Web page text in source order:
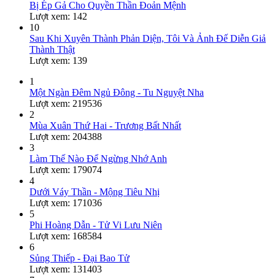
Bị Ép Gả Cho Quyền Thần Đoản Mệnh
Lượt xem: 142
10
Sau Khi Xuyên Thành Phản Diện, Tôi Và Ảnh Đế Diễn Giả
Thành Thật
Lượt xem: 139
1
Một Ngàn Đêm Ngủ Đông - Tu Nguyệt Nha
Lượt xem: 219536
2
Mùa Xuân Thứ Hai - Trương Bất Nhất
Lượt xem: 204388
3
Làm Thế Nào Để Ngừng Nhớ Anh
Lượt xem: 179074
4
Dưới Váy Thần - Mộng Tiêu Nhị
Lượt xem: 171036
5
Phi Hoàng Dẫn - Tử Vi Lưu Niên
Lượt xem: 168584
6
Sủng Thiếp - Đại Bao Tử
Lượt xem: 131403